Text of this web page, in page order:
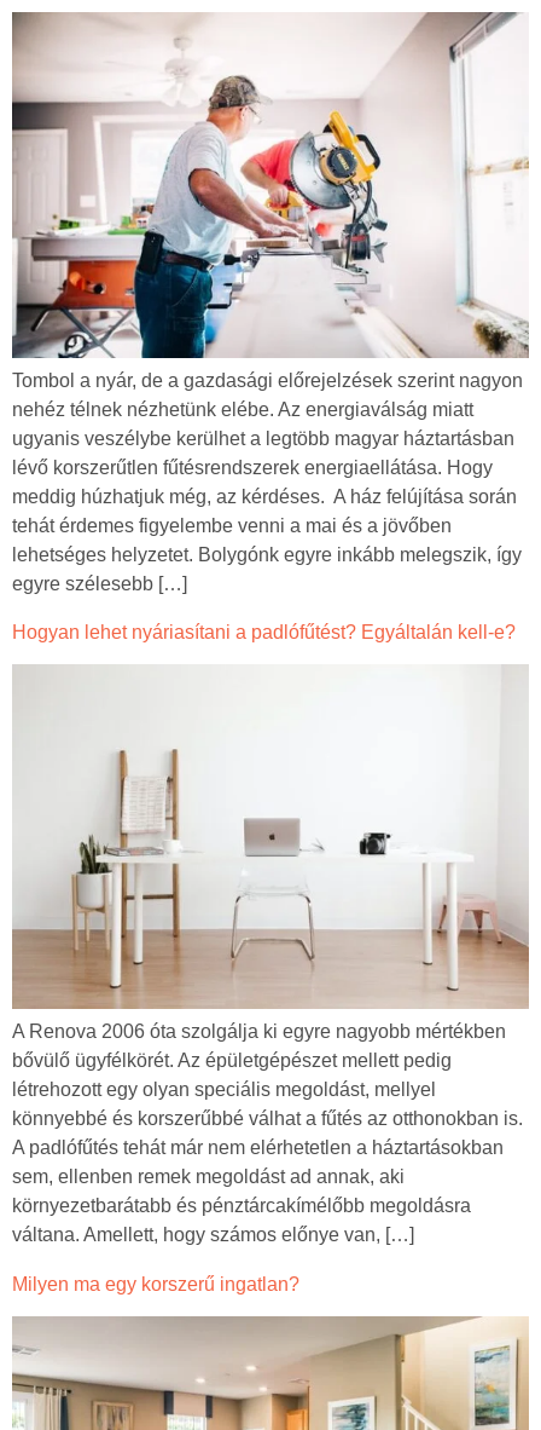
Tombol a nyár, de a gazdasági előrejelzések szerint nagyon
nehéz télnek nézhetünk elébe. Az energiaválság miatt
ugyanis veszélybe kerülhet a legtöbb magyar háztartásban
lévő korszerűtlen fűtésrendszerek energiaellátása. Hogy
meddig húzhatjuk még, az kérdéses. A ház felújítása során
tehát érdemes figyelembe venni a mai és a jövőben
lehetséges helyzetet. Bolygónk egyre inkább melegszik, így
egyre szélesebb […]
Hogyan lehet nyáriasítani a padlófűtést? Egyáltalán kell-e?
A Renova 2006 óta szolgálja ki egyre nagyobb mértékben
bővülő ügyfélkörét. Az épületgépészet mellett pedig
létrehozott egy olyan speciális megoldást, mellyel
könnyebbé és korszerűbbé válhat a fűtés az otthonokban is.
A padlófűtés tehát már nem elérhetetlen a háztartásokban
sem, ellenben remek megoldást ad annak, aki
környezetbarátabb és pénztárcakímélőbb megoldásra
váltana. Amellett, hogy számos előnye van, […]
Milyen ma egy korszerű ingatlan?